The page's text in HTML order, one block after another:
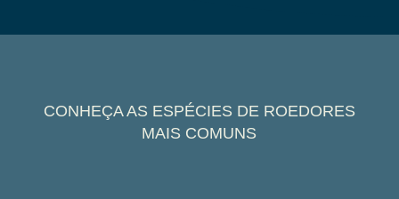
CONHEÇA AS ESPÉCIES DE ROEDORES
MAIS COMUNS